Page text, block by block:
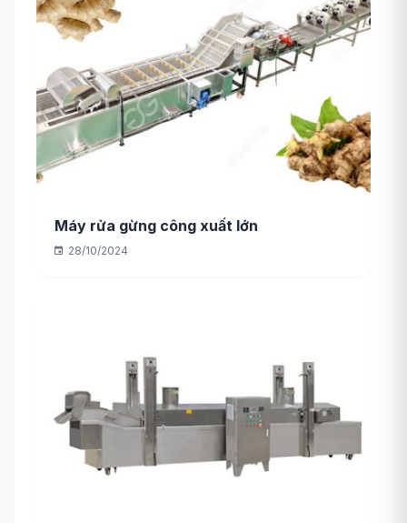
Máy rửa gừng công xuất lớn
28/10/2024